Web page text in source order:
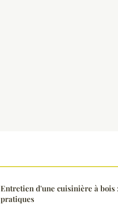
Entretien d'une cuisinière à bois
pratiques